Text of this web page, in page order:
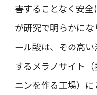
害することなく安
が研究で明らかに
ール酸は、その高
するメラノサイト
ニンを作る工場）